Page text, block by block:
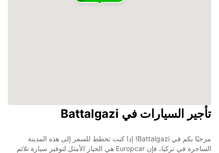
تأجير السيارات في Battalgazi
مرحبًا بكم في Battalgazi! إذا كنت تخطط للسفر إلى هذه المدينة
الساحرة في تركيا، فإن Europcar هي الخيار الأمثل لتوفير سيارة تلائم